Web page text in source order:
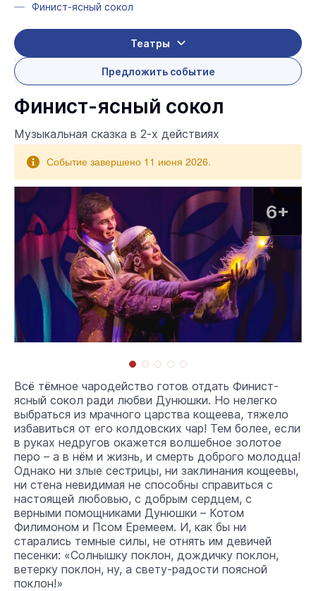
Финист-ясный сокол
Театры
Предложить событие
Финист-ясный сокол
Музыкальная сказка в 2-х действиях
Событие завершено 11 июня 2026.
6+
Всё тёмное чародейство готов отдать Финист-
ясный сокол ради любви Дунюшки. Но нелегко
выбраться из мрачного царства кощеева, тяжело
избавиться от его колдовских чар! Тем более, если
в руках недругов окажется волшебное золотое
перо – а в нём и жизнь, и смерть доброго молодца!
Однако ни злые сестрицы, ни заклинания кощеевы,
ни стена невидимая не способны справиться с
настоящей любовью, с добрым сердцем, с
верными помощниками Дунюшки – Котом
Филимоном и Псом Еремеем. И, как бы ни
старались темные силы, не отнять им девичей
песенки: «Солнышку поклон, дождичку поклон,
ветерку поклон, ну, а свету-радости поясной
поклон!»